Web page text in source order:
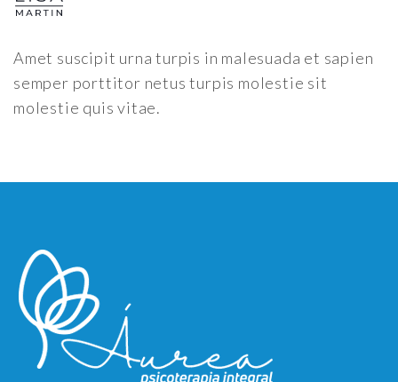
Amet suscipit urna turpis in malesuada et sapien
semper porttitor netus turpis molestie sit
molestie quis vitae.